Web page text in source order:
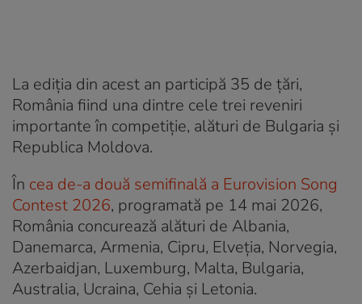
La ediția din acest an participă 35 de țări,
România fiind una dintre cele trei reveniri
importante în competiție, alături de Bulgaria și
Republica Moldova.
În cea de-a două semifinală a Eurovision Song
Contest 2026, programată pe 14 mai 2026,
România concurează alături de Albania,
Danemarca, Armenia, Cipru, Elveția, Norvegia,
Azerbaidjan, Luxemburg, Malta, Bulgaria,
Australia, Ucraina, Cehia și Letonia.